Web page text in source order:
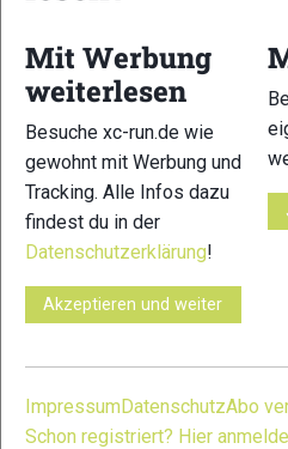
xc-run.de ist DAS
aktuellen News aus der
Trailrunning-Community und
deine Lieblingssportart wissen
ObTrailrunning-Anfänger
immer ein offenes Ohr für dich!
Mit Werbung
weiterlesen
Besuche xc-run.de wie
gewohnt mit Werbung und
Tracking. Alle Infos dazu
findest du in der
Datenschutzerklärung!
Akzeptieren und weiter
ImpressumDatenschutzAbo
Schon registriert? Hier